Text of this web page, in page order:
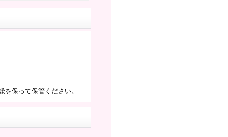
保って保管ください。